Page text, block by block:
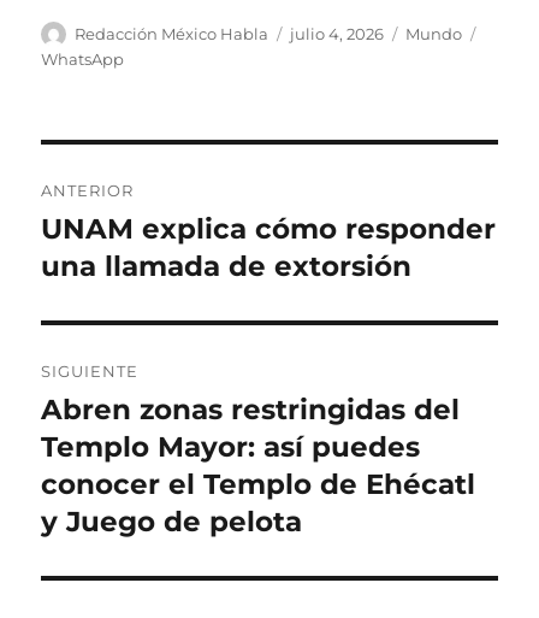
A
u
Redacción México Habla
P
o
e
julio 4, 2026
C
a
s
Mundo
s
WhatsApp
a
v
e
g
a
c
i
ó
ANTERIOR
E
n
r
a
d
a
n
t
UNAM explica cómo responder
una llamada de extorsión
SIGUIENTE
E
n
t
a
d
Abren zonas restringidas del
Templo Mayor: así puedes
conocer el Templo de Ehécatl
y Juego de pelota